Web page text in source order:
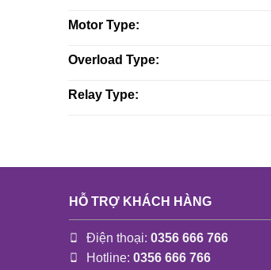
Motor Type:
Overload Type:
Relay Type:
HỖ TRỢ KHÁCH HÀNG
Điện thoại: 0356 666 766
Hotline: 0356 666 766